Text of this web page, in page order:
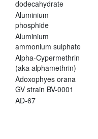
dodecahydrate
Aluminium
phosphide
Aluminium
ammonium sulphate
Alpha-Cypermethrin
(aka alphamethrin)
Adoxophyes orana
GV strain BV-0001
AD-67